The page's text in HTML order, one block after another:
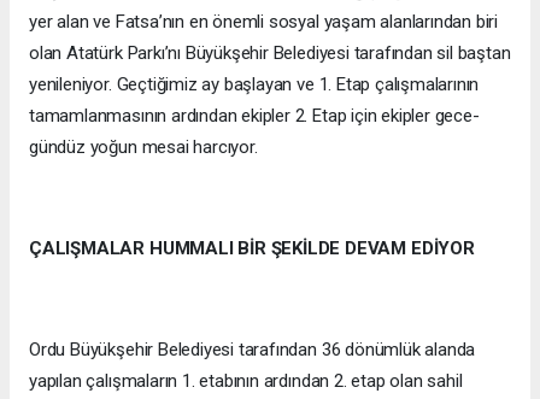
yer alan ve Fatsa’nın en önemli sosyal yaşam alanlarından biri
olan Atatürk Parkı’nı Büyükşehir Belediyesi tarafından sil baştan
yenileniyor. Geçtiğimiz ay başlayan ve 1. Etap çalışmalarının
tamamlanmasının ardından ekipler 2. Etap için ekipler gece-
gündüz yoğun mesai harcıyor.
ÇALIŞMALAR HUMMALI BİR ŞEKİLDE DEVAM EDİYOR
Ordu Büyükşehir Belediyesi tarafından 36 dönümlük alanda
yapılan çalışmaların 1. etabının ardından 2. etap olan sahil